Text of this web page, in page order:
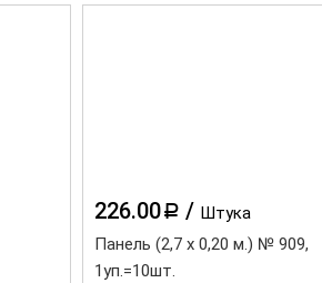
226.00 a / Штука
Панель (2,7 х 0,20 м.) № 909,
1уп.=10шт.